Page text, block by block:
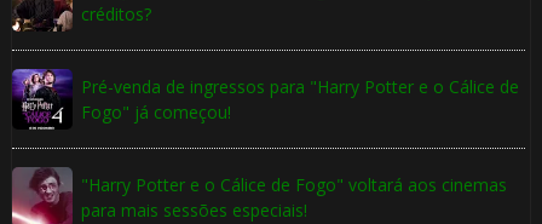
créditos?
Pré-venda de ingressos para "Harry Potter e o Cálice de
Fogo" já começou!
"Harry Potter e o Cálice de Fogo" voltará aos cinemas
para mais sessões especiais!
🎂